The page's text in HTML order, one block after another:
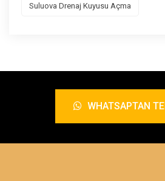
Suluova Drenaj Kuyusu Açma
WHATSAPTAN